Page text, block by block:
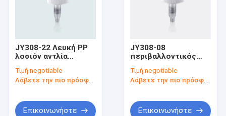
JY308-22 Λευκή PP
λοσιόν αντλία
Πλαστική με έξοδο
1,2cc
Τιμή:negotiable
Λάβετε την πιο πρόσφατη τιμή
Επικοινωνήστε
JY308-08
περιβαλλοντικός
σαπουνιών
διανομέων
αντλιών
ζωηρόχρωμος
Τιμή:negotiable
Λάβετε την πιο πρόσφατη τιμή
Επικοινωνήστε